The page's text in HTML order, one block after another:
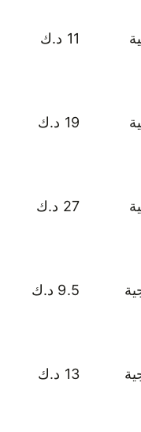
11 د.ك
19 د.ك
27 د.ك
9.5 د.ك
13 د.ك